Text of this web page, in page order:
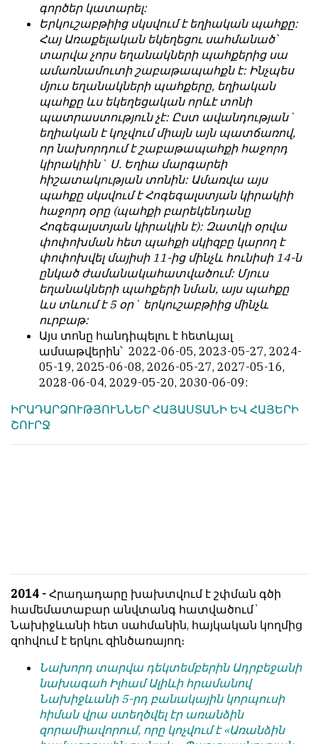
Главный
редактор
Армен
Геворкян
Խմբագիր-
տնօրեն՝
Արմեն
Գևորգյան
գործեր կատարել:
Երկուշաբթիից սկսվում է եղիական պահքը:
Հայ Առաքելական եկեղեցու սահմանած՝
տարվա չորս եղանակների պահքերից սա
ամառնամուտի շաբաթապահքն է: Ինչպես
մյուս եղանակների պահքերը, եղիական
պահքը ևս եկեղեցական որևէ տոնի
պատրաստություն չէ: Ըստ ավանդության`
եղիական է կոչվում միայն այն պատճառով,
որ նախորդում է շաբաթապահքի հաջորդ
կիրակիին` Ս. Եղիա մարգարեի
հիշատակության տոնին: Ամառվա այս
պահքը սկսվում է Հոգեգալստյան կիրակիի
հաջորդ օրը (պահքի բարեկենդանը
Հոգեգալստյան կիրակին է): Զատկի օրվա
փոփոխման հետ պահքի սկիզբը կարող է
փոփոխվել մայիսի 11-ից մինչև հունիսի 14-ն
ընկած ժամանակահատվածում: Մյուս
եղանակների պահքերի նման, այս պահքը
ևս տևում է 5 օր` երկուշաբթիից մինչև
ուրբաթ:
Այս տոնը հանդիպելու է հետևյալ
ամսաթվերին՝ 2022-06-05, 2023-05-27, 2024-
05-19, 2025-06-08, 2026-05-27, 2027-05-16,
2028-06-04, 2029-05-20, 2030-06-09:
ԻՐԱԴԱՐՁՈՒԹՅՈՒՆՆԵՐ ՀԱՅԱՍՏԱՆԻ ԵՎ ՀԱՅԵՐԻ
ՇՈՒՐՋ
2014 - Հրադադարը խախտվում է շփման գծի
համեմատաբար անվտանգ հատվածում`
Նախիջևանի հետ սահմանին, հայկական կողմից
զոհվում է երկու զինծառայող։
Նախորդ տարվա դեկտեմբերին Ադրբեջանի
նախագահ Իլհամ Ալիևի հրամանով
Նախիջևանի 5-րդ բանակային կորպուսի
հիման վրա ստեղծվել էր առանձին
զորամիավորում, որը կոչվում է «Առանձին